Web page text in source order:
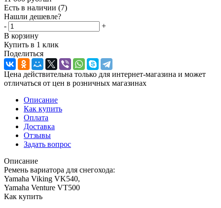
Есть в наличии (7)
Нашли дешевле?
-
+
В корзину
Купить в 1 клик
Поделиться
Цена действительна только для интернет-магазина и может
отличаться от цен в розничных магазинах
Описание
Как купить
Оплата
Доставка
Отзывы
Задать вопрос
Описание
Ремень вариатора для снегохода:
Yamaha Viking VK540,
Yamaha Venture VT500
Как купить